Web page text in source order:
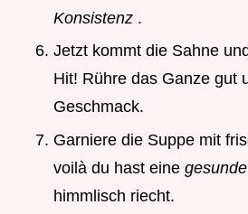
Konsistenz .
Jetzt kommt die Sahne
Hit! Rühre das Ganze gut
Geschmack.
Garniere die Suppe mit
voilà du hast eine
himmlisch riecht.